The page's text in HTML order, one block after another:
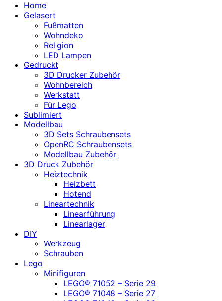
Home
Gelasert
Fußmatten
Wohndeko
Religion
LED Lampen
Gedruckt
3D Drucker Zubehör
Wohnbereich
Werkstatt
Für Lego
Sublimiert
Modellbau
3D Sets Schraubensets
OpenRC Schraubensets
Modellbau Zubehör
3D Druck Zubehör
Heiztechnik
Heizbett
Hotend
Lineartechnik
Linearführung
Linearlager
DIY
Werkzeug
Schrauben
Lego
Minifiguren
LEGO® 71052 – Serie 29
LEGO® 71048 – Serie 27